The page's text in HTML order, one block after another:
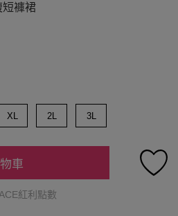
短褲裙
XL 2L 3L
車
紅利點數